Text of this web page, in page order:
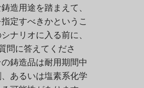
造用途を踏まえて、
定すべきかというこ
ナリオに入る前に、
問に答えてくださ
鋳造品は耐用期間中
あるいは塩素系化学